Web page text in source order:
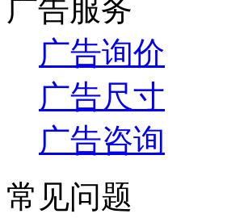
广告服务
广告询价
广告尺寸
广告咨询
常见问题